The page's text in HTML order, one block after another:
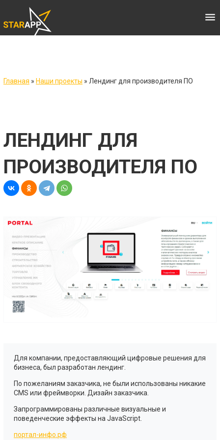
menu
Главная » Наши проекты » Лендинг для производителя ПО
ЛЕНДИНГ ДЛЯ
ПРОИЗВОДИТЕЛЯ ПО
Для компании, предоставляющий цифровые решения для
бизнеса, был разработан лендинг.
По пожеланиям заказчика, не были использованы никакие
CMS или фреймворки. Дизайн заказчика.
Запрограммированы различные визуальные и
поведенческие эффекты на JavaScript.
портал-инфо.рф